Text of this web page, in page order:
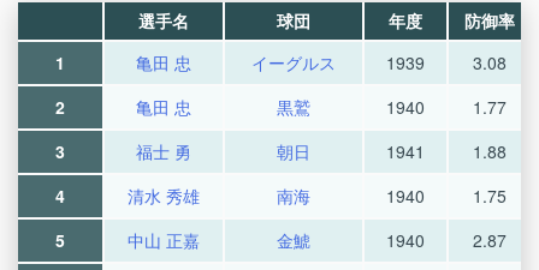
選手名 球団 年度
防御率
1
亀田 忠 イーグルス 1939
3.08
2
亀田 忠 黒鷲 1940
1.77
3
福士 勇 朝日 1941
1.88
4
清水 秀雄 南海 1940
1.75
5
中山 正嘉 金鯱 1940
2.87